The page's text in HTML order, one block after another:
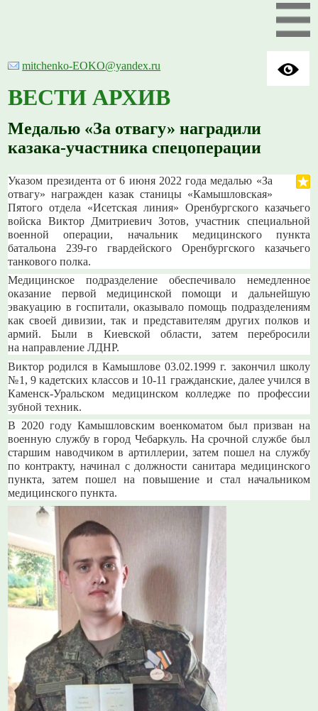
mitchenko-EOKO@yandex.ru
ВЕСТИ АРХИВ
Медалью «За отвагу» наградили
казака-участника спецоперации
Указом президента от 6 июня 2022 года медалью «За
отвагу» награжден казак станицы «Камышловская»
Пятого отдела «Исетская линия» Оренбургского казачьего
войска Виктор Дмитриевич Зотов, участник специальной
военной операции, начальник медицинского пункта
батальона 239-го гвардейского Оренбургского казачьего
танкового полка.
Медицинское подразделение обеспечивало немедленное
оказание первой медицинской помощи и дальнейшую
эвакуацию в госпитали, оказывало помощь подразделениям
как своей дивизии, так и представителям других полков и
армий. Были в Киевской области, затем перебросили
на направление ЛДНР.
Виктор родился в Камышлове 03.02.1999 г. закончил школу
№1, 9 кадетских классов и 10-11 гражданские, далее учился в
Каменск-Уральском медицинском колледже по профессии
зубной техник.
В 2020 году Камышловским военкоматом был призван на
военную службу в город Чебаркуль. На срочной службе был
старшим наводчиком в артиллерии, затем пошел на службу
по контракту, начинал с должности санитара медицинского
пункта, затем пошел на повышение и стал начальником
медицинского пункта.